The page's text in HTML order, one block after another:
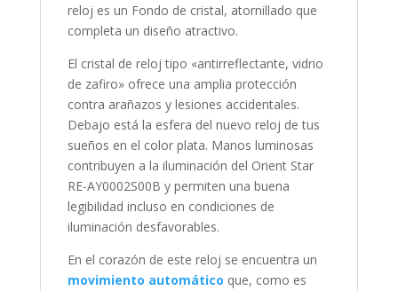
reloj es un Fondo de cristal, atornillado que
completa un diseño atractivo.
El cristal de reloj tipo «antirreflectante, vidrio
de zafiro» ofrece una amplia protección
contra arañazos y lesiones accidentales.
Debajo está la esfera del nuevo reloj de tus
sueños en el color plata. Manos luminosas
contribuyen a la iluminación del Orient Star
RE-AY0002S00B y permiten una buena
legibilidad incluso en condiciones de
iluminación desfavorables.
En el corazón de este reloj se encuentra un
movimiento automático que, como es